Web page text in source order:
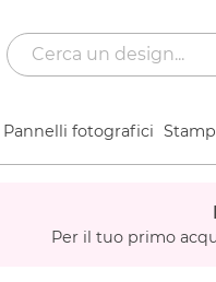
Pannelli fotografici
Per il tuo primo